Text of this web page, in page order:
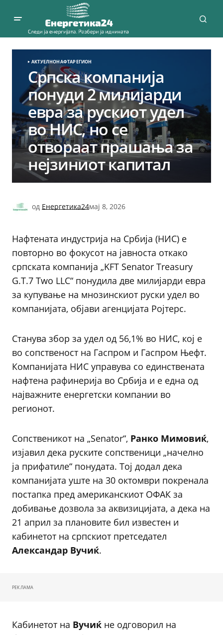
АКТУЕЛНОНАФТАРЕГИОН
Српска компанија
понуди 2 милијарди
евра за рускиот удел
во НИС, но се
отвораат прашања за
нејзиниот капитал
од Енергетика24мај 8, 2026
Нафтената индустрија на Србија (НИС) е
повторно во фокусот на јавноста откако
српската компанија „KFT Senator Treasury
G.T.7 Two LLC“ понудила две милијарди евра
за купување на мнозинскиот руски удел во
компанијата, објави агенцијата Ројтерс.
Станува збор за удел од 56,1% во НИС, кој е
во сопственост на Гаспром и Гаспром Њефт.
Компанијата НИС управува со единствената
нафтена рафинерија во Србија и е една од
најважните енергетски компании во
регионот.
Сопственикот на „Senator“, Ранко Мимовиќ,
изјавил дека руските сопственици „начелно
ја прифатиле“ понудата. Тој додал дека
компанијата уште на 30 октомври покренала
постапка пред американскиот ОФАК за
добивање дозвола за аквизицијата, а дека на
21 април за плановите бил известен и
кабинетот на српскиот претседател
Александар Вучиќ.
РЕКЛАМА
Кабинетот на Вучиќ не одговорил на